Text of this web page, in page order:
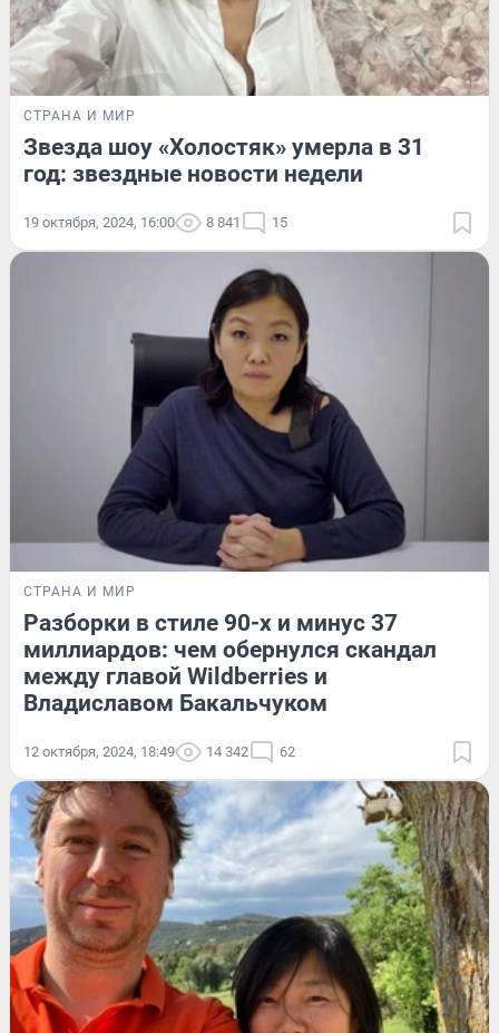
СТРАНА И МИР
Звезда шоу «Холостяк» умерла в 31
год: звездные новости недели
19 октября, 2024, 16:00 8 841 15
СТРАНА И МИР
Разборки в стиле 90-х и минус 37
миллиардов: чем обернулся скандал
между главой Wildberries и
Владиславом Бакальчуком
12 октября, 2024, 18:49 14 342 62